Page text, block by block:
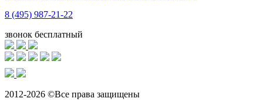
8 (495) 987-21-22
звонок бесплатный
2012-2026 ©Все права защищены